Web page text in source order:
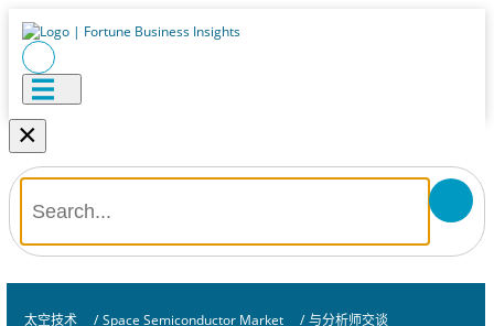
×
太空技术 / Space Semiconductor Market / 与分析师交谈